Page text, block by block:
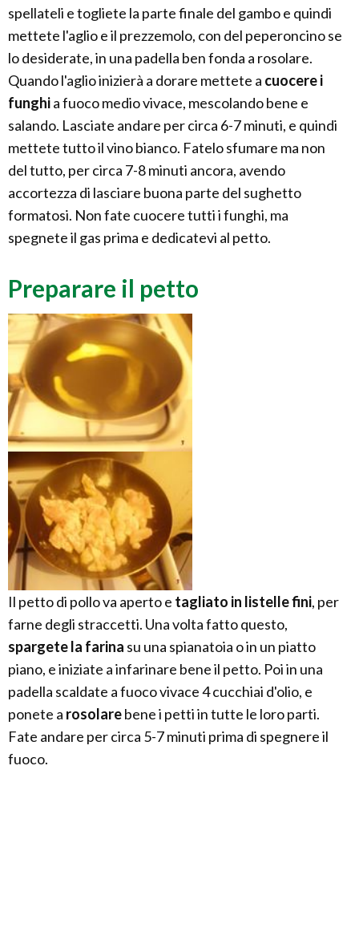
spellateli e togliete la parte finale del gambo e quindi
mettete l'aglio e il prezzemolo, con del peperoncino se
lo desiderate, in una padella ben fonda a rosolare.
Quando l'aglio inizierà a dorare mettete a cuocere i
funghia fuoco medio vivace, mescolando bene e
salando. Lasciate andare per circa 6-7 minuti, e quindi
mettete tutto il vino bianco. Fatelo sfumare ma non
del tutto, per circa 7-8 minuti ancora, avendo
accortezza di lasciare buona parte del sughetto
formatosi. Non fate cuocere tutti i funghi, ma
spegnete il gas prima e dedicatevi al petto.
Preparare il petto
Il petto di pollo va aperto e tagliato in listelle fini, per
farne degli straccetti. Una volta fatto questo,
spargete la farina su una spianatoia o in un piatto
piano, e iniziate a infarinare bene il petto. Poi in una
padella scaldate a fuoco vivace 4 cucchiai d'olio, e
ponete a rosolarebene i petti in tutte le loro parti.
Fate andare per circa 5-7 minuti prima di spegnere il
fuoco.